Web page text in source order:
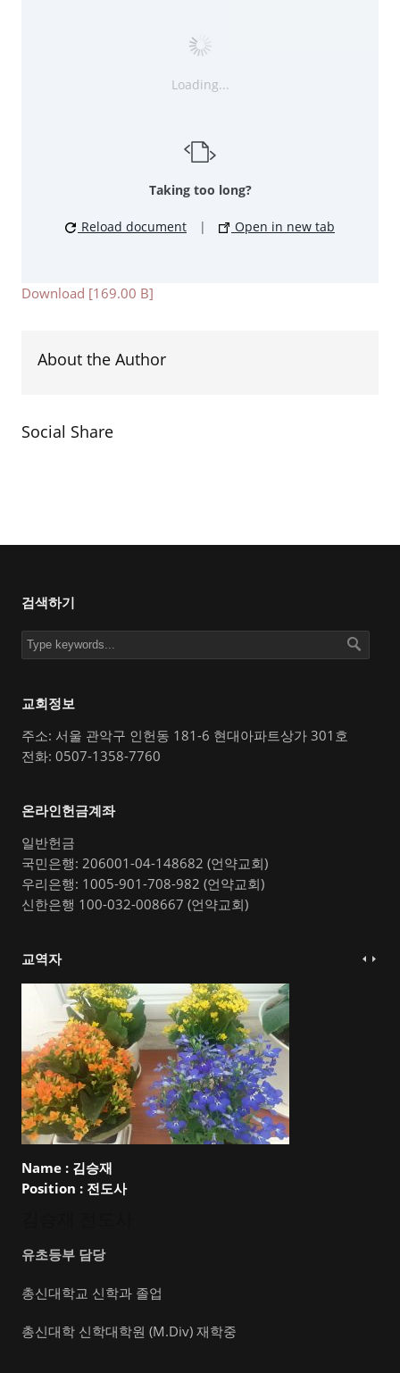
Loading...
Taking too long?
Reload document | Open in new tab
Download [169.00 B]
About the Author
Social Share
검색하기
교회정보
주소: 서울 관악구 인헌동 181-6 현대아파트상가 301호
전화: 0507-1358-7760
온라인헌금계좌
일반헌금
국민은행: 206001-04-148682 (언약교회)
우리은행: 1005-901-708-982 (언약교회)
신한은행 100-032-008667 (언약교회)
교역자
Name : 김승재
Position : 전도사
유초등부 담당
총신대학교 신학과 졸업
총신대학 신학대학원 (M.Div) 재학중